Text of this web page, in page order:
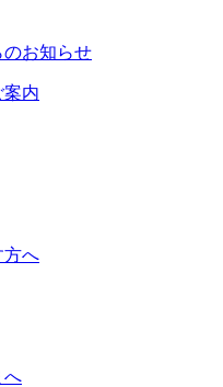
お知らせ
案内
方へ
へ